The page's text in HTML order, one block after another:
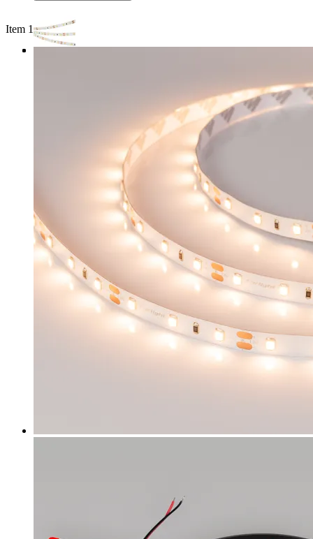
Item 1 of 3